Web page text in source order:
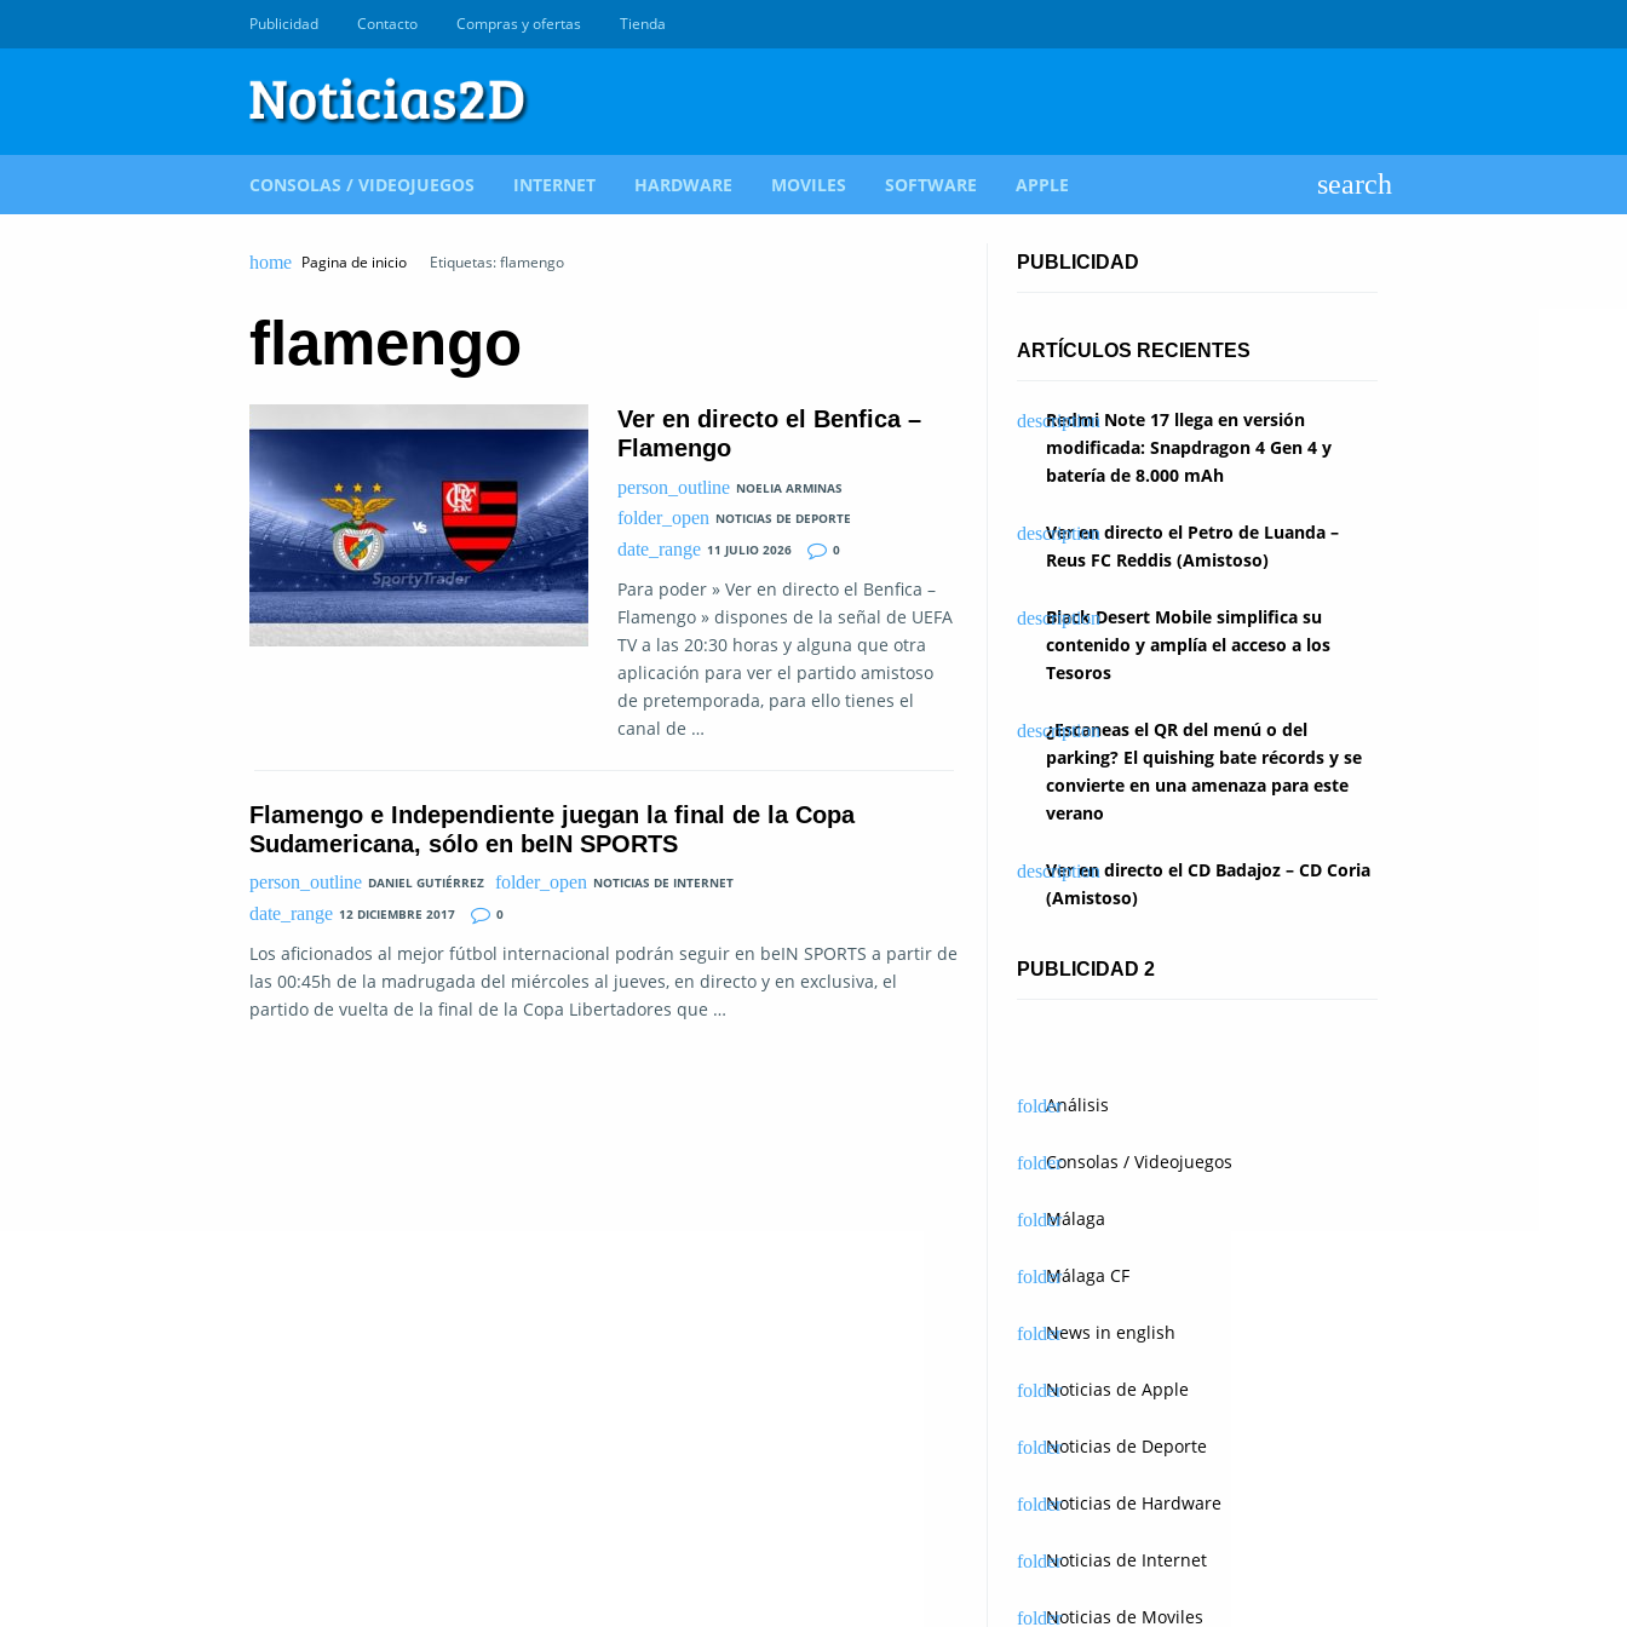
Publicidad Contacto Compras y ofertas Tienda
CONSOLAS / VIDEOJUEGOS INTERNET HARDWARE MOVILES SOFTWARE APPLE
Pagina de inicio Etiquetas: flamengo
flamengo
Ver en directo el Benfica –
Flamengo
NOELIA ARMINAS
NOTICIAS DE DEPORTE
11 JULIO 2026
0
Para poder » Ver en directo el Benfica –
Flamengo » dispones de la señal de UEFA
TV a las 20:30 horas y alguna que otra
aplicación para ver el partido amistoso
de pretemporada, para ello tienes el
canal de …
Flamengo e Independiente juegan la final de la Copa
Sudamericana, sólo en beIN SPORTS
DANIEL GUTIÉRREZ
NOTICIAS DE INTERNET
12 DICIEMBRE 2017
0
Los aficionados al mejor fútbol internacional podrán seguir en beIN SPORTS a partir de
las 00:45h de la madrugada del miércoles al jueves, en directo y en exclusiva, el
partido de vuelta de la final de la Copa Libertadores que …
PUBLICIDAD
ARTÍCULOS RECIENTES
Redmi Note 17 llega en versión
modificada: Snapdragon 4 Gen 4 y
batería de 8.000 mAh
Ver en directo el Petro de Luanda –
Reus FC Reddis (Amistoso)
Black Desert Mobile simplifica su
contenido y amplía el acceso a los
Tesoros
¿Escaneas el QR del menú o del
parking? El quishing bate récords y se
convierte en una amenaza para este
verano
Ver en directo el CD Badajoz – CD Coria
(Amistoso)
PUBLICIDAD 2
Análisis
Consolas / Videojuegos
Málaga
Málaga CF
News in english
Noticias de Apple
Noticias de Deporte
Noticias de Hardware
Noticias de Internet
Noticias de Moviles